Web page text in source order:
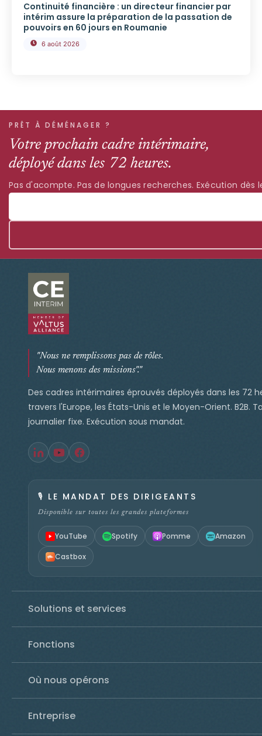
Continuité financière : un directeur financier par
intérim assure la préparation de la passation de
pouvoirs en 60 jours en Roumanie
6 août 2026
PRÊT À DÉMÉNAGER ?
Votre prochain cadre intérimaire,
déployé dans les 72 heures.
Pas d'acompte. Pas de longues recherches. Exécution dès
"Nous ne remplissons pas de rôles.
Nous menons des missions"."
Des cadres intérimaires éprouvés déployés dans les 72
travers l'Europe, les États-Unis et le Moyen-Orient. B2B.
journalier fixe. Exécution sous mandat.
🎙️ LE MANDAT DES DIRIGEANTS
Disponible sur toutes les grandes plateformes
YouTube Spotify Pomme Amazon
Castbox
Solutions et services
Fonctions
Où nous opérons
Entreprise